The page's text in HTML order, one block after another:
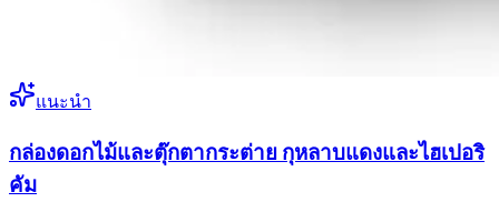
แนะนำ
กล่องดอกไม้และตุ๊กตากระต่าย กุหลาบแดงและไฮเปอริ
คัม